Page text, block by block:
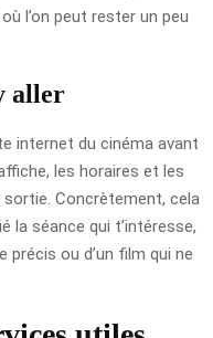
l’on peut rester un peu
aller
internet du cinéma avant
les horaires et les
Concrètement, cela
la séance qui t’intéresse,
ou d’un film qui ne